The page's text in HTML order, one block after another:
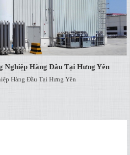
Nghiệp Hàng Đầu Tại Hưng Yên
Hàng Đầu Tại Hưng Yên